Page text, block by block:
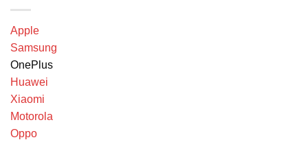
Apple
Samsung
OnePlus
Huawei
Xiaomi
Motorola
Oppo